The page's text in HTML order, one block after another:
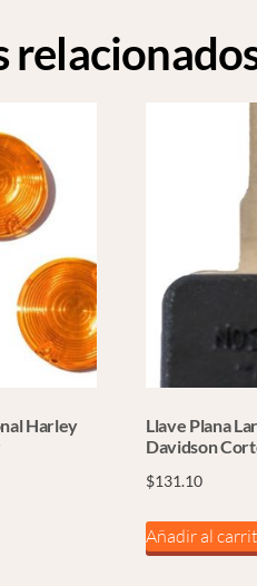
Harley
Llave Plana
Davidson
$131.10
Añadir al